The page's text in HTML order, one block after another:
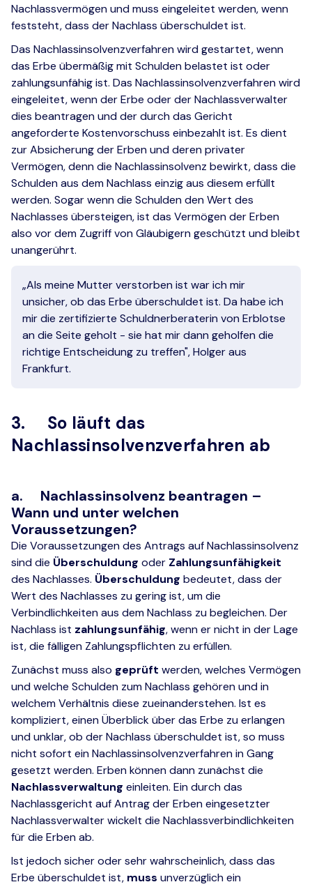
Nachlassvermögen und muss eingeleitet werden, wenn
feststeht, dass der Nachlass überschuldet ist.
Das Nachlassinsolvenzverfahren wird gestartet, wenn
das Erbe übermäßig mit Schulden belastet ist oder
zahlungsunfähig ist. Das Nachlassinsolvenzverfahren wird
eingeleitet, wenn der Erbe oder der Nachlassverwalter
dies beantragen und der durch das Gericht
angeforderte Kostenvorschuss einbezahlt ist. Es dient
zur Absicherung der Erben und deren privater
Vermögen, denn die Nachlassinsolvenz bewirkt, dass die
Schulden aus dem Nachlass einzig aus diesem erfüllt
werden. Sogar wenn die Schulden den Wert des
Nachlasses übersteigen, ist das Vermögen der Erben
also vor dem Zugriff von Gläubigern geschützt und bleibt
unangerührt.
„Als meine Mutter verstorben ist war ich mir
unsicher, ob das Erbe überschuldet ist. Da habe ich
mir die zertifizierte Schuldnerberaterin von Erblotse
an die Seite geholt - sie hat mir dann geholfen die
richtige Entscheidung zu treffen", Holger aus
Frankfurt.
3. So läuft das
Nachlassinsolvenzverfahren ab
a. Nachlassinsolvenz beantragen –
Wann und unter welchen
Voraussetzungen?
Die Voraussetzungen des Antrags auf Nachlassinsolvenz
sind die Überschuldung oder Zahlungsunfähigkeit
des Nachlasses. Überschuldung bedeutet, dass der
Wert des Nachlasses zu gering ist, um die
Verbindlichkeiten aus dem Nachlass zu begleichen. Der
Nachlass ist zahlungsunfähig, wenn er nicht in der Lage
ist, die fälligen Zahlungspflichten zu erfüllen.
Zunächst muss also geprüft werden, welches Vermögen
und welche Schulden zum Nachlass gehören und in
welchem Verhältnis diese zueinanderstehen. Ist es
kompliziert, einen Überblick über das Erbe zu erlangen
und unklar, ob der Nachlass überschuldet ist, so muss
nicht sofort ein Nachlassinsolvenzverfahren in Gang
gesetzt werden. Erben können dann zunächst die
Nachlassverwaltung einleiten. Ein durch das
Nachlassgericht auf Antrag der Erben eingesetzter
Nachlassverwalter wickelt die Nachlassverbindlichkeiten
für die Erben ab.
Ist jedoch sicher oder sehr wahrscheinlich, dass das
Erbe überschuldet ist, muss unverzüglich ein